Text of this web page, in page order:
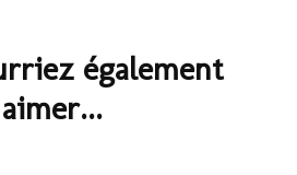
également
aimer...